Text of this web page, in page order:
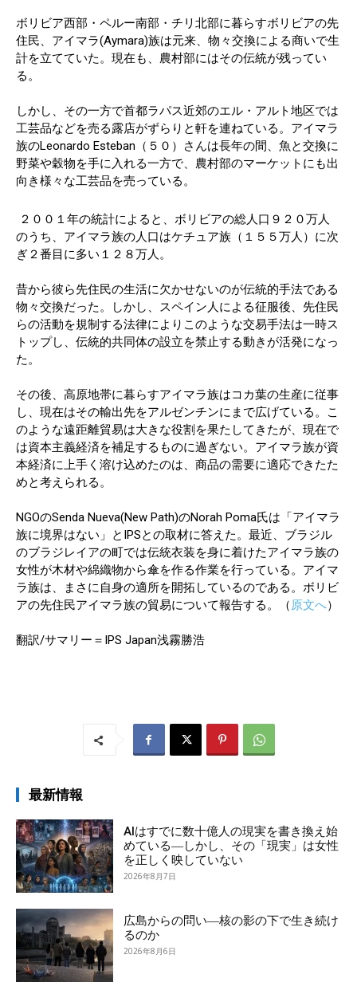
ボリビア西部・ペルー南部・チリ北部に暮らすボリビアの先
住民、アイマラ(Aymara)族は元来、物々交換による商いで生
計を立てていた。現在も、農村部にはその伝統が残ってい
る。
しかし、その一方で首都ラパス近郊のエル・アルト地区では
工芸品などを売る露店がずらりと軒を連ねている。アイマラ
族のLeonardo Esteban（５０）さんは長年の間、魚と交換に
野菜や穀物を手に入れる一方で、農村部のマーケットにも出
向き様々な工芸品を売っている。
２００１年の統計によると、ボリビアの総人口９２０万人
のうち、アイマラ族の人口はケチュア族（１５５万人）に次
ぎ２番目に多い１２８万人。
昔から彼ら先住民の生活に欠かせないのが伝統的手法である
物々交換だった。しかし、スペイン人による征服後、先住民
らの活動を規制する法律によりこのような交易手法は一時ス
トップし、伝統的共同体の設立を禁止する動きが活発になっ
た。
その後、高原地帯に暮らすアイマラ族はコカ葉の生産に従事
し、現在はその輸出先をアルゼンチンにまで広げている。こ
のような遠距離貿易は大きな役割を果たしてきたが、現在で
は資本主義経済を補足するものに過ぎない。アイマラ族が資
本経済に上手く溶け込めたのは、商品の需要に適応できたた
めと考えられる。
NGOのSenda Nueva(New Path)のNorah Poma氏は「アイマラ
族に境界はない」とIPSとの取材に答えた。最近、ブラジル
のブラジレイアの町では伝統衣装を身に着けたアイマラ族の
女性が木材や綿織物から傘を作る作業を行っている。アイマ
ラ族は、まさに自身の適所を開拓しているのである。ボリビ
アの先住民アイマラ族の貿易について報告する。（原文へ）
翻訳/サマリー＝IPS Japan浅霧勝浩
最新情報
AIはすでに数十億人の現実を書き換え始
めている―しかし、その「現実」は女性
を正しく映していない
2026年8月7日
広島からの問い―核の影の下で生き続け
るのか
2026年8月6日